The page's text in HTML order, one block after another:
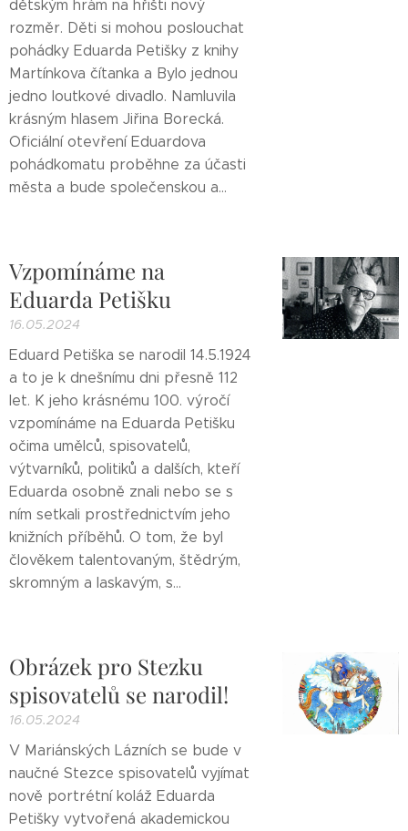
dětským hrám na hřišti nový
rozměr. Děti si mohou poslouchat
pohádky Eduarda Petišky z knihy
Martínkova čítanka a Bylo jednou
jedno loutkové divadlo. Namluvila
krásným hlasem Jiřina Borecká.
Oficiální otevření Eduardova
pohádkomatu proběhne za účasti
města a bude společenskou a...
Vzpomínáme na
Eduarda Petišku
16.05.2024
Eduard Petiška se narodil 14.5.1924
a to je k dnešnímu dni přesně 112
let. K jeho krásnému 100. výročí
vzpomínáme na Eduarda Petišku
očima umělců, spisovatelů,
výtvarníků, politiků a dalších, kteří
Eduarda osobně znali nebo se s
ním setkali prostřednictvím jeho
knižních příběhů. O tom, že byl
člověkem talentovaným, štědrým,
skromným a laskavým, s...
Obrázek pro Stezku
spisovatelů se narodil!
16.05.2024
V Mariánských Lázních se bude v
naučné Stezce spisovatelů vyjímat
nově portrétní koláž Eduarda
Petišky vytvořená akademickou